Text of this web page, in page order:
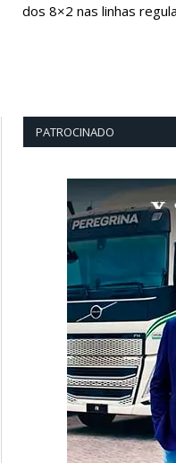
dos 8×2 nas linhas
PATROCINADO